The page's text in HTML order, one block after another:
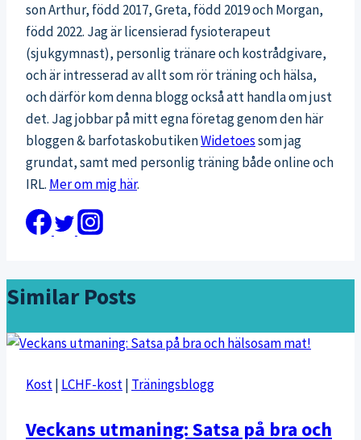
son Arthur, född 2017, Greta, född 2019 och Morgan,
född 2022. Jag är licensierad fysioterapeut
(sjukgymnast), personlig tränare och kostrådgivare,
och är intresserad av allt som rör träning och hälsa,
och därför kom denna blogg också att handla om just
det. Jag jobbar på mitt egna företag genom den här
bloggen & barfotaskobutikenWidetoessom jag
grundat, samt med personlig träning både online och
IRL. Mer om mig här.
Similar Posts
Kost| LCHF-kost| Träningsblogg
Veckans utmaning: Satsa på bra och